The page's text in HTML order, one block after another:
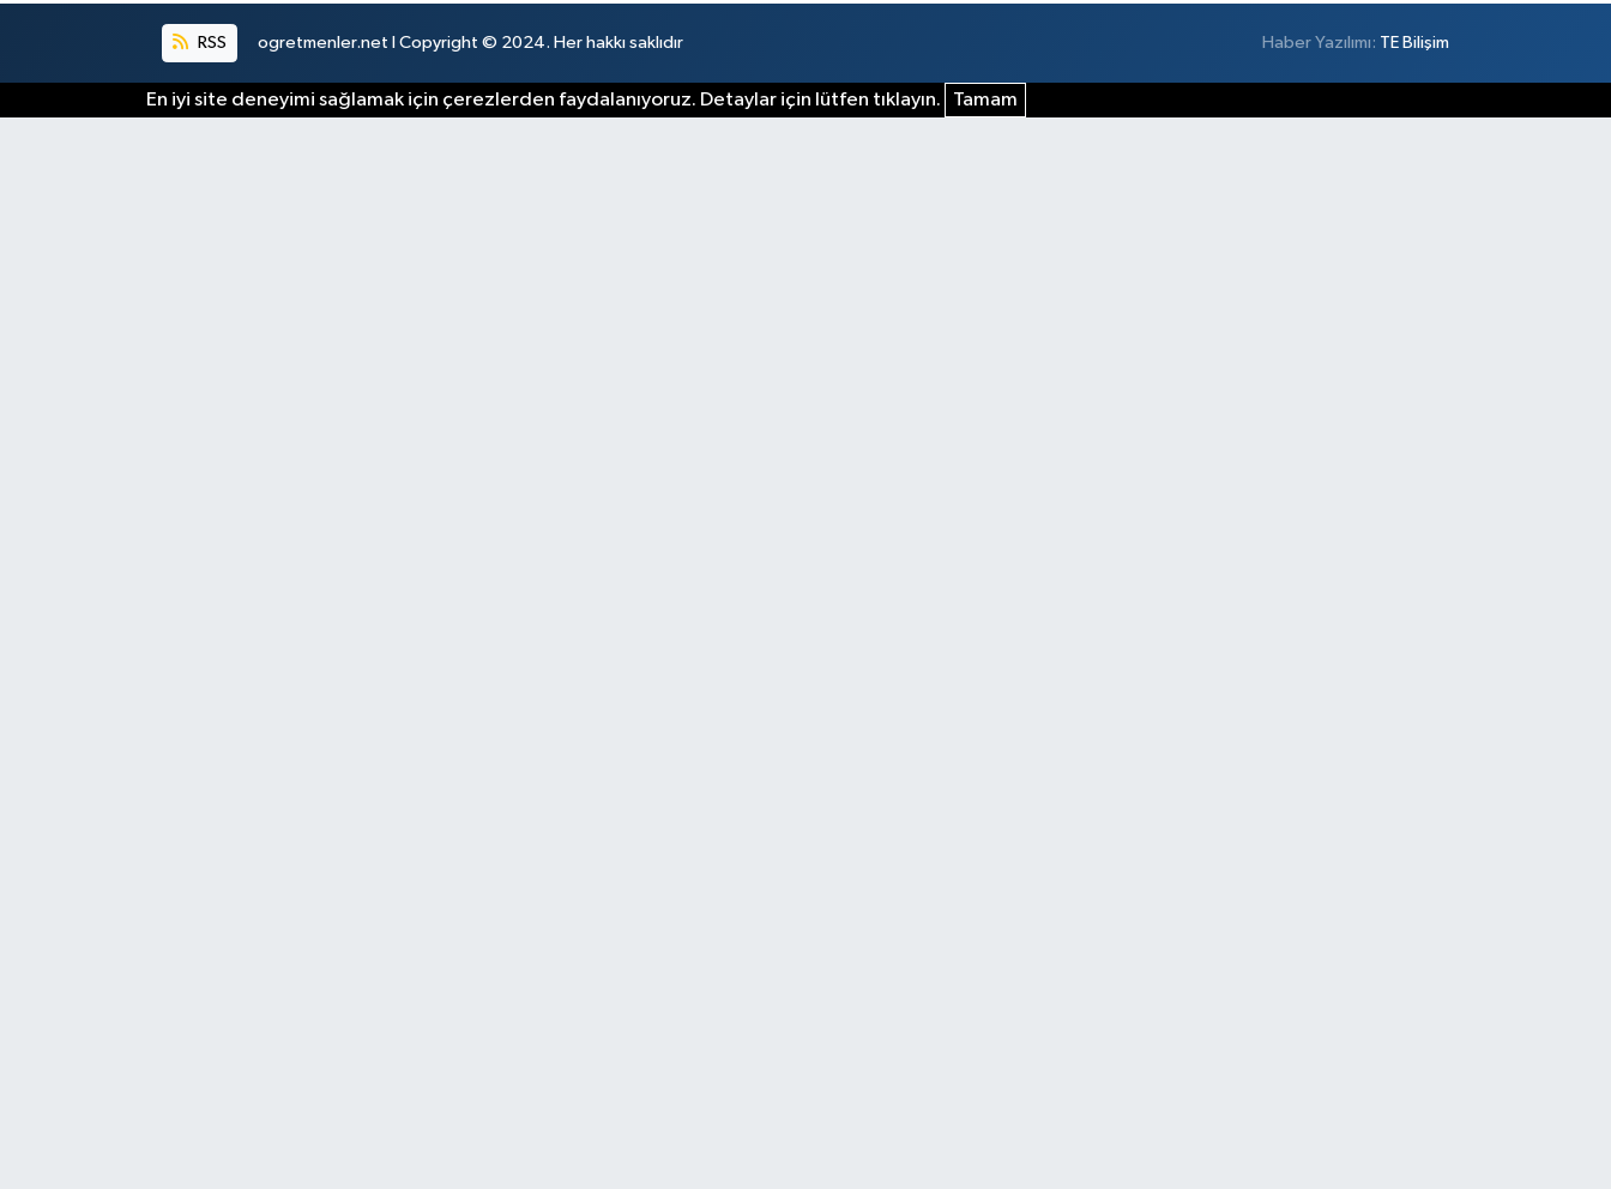
RSS ogretmenler.net I Copyright © 2024. Her hakkı saklıdır Haber Yazılımı: TE Bilişim
En iyi site deneyimi sağlamak için çerezlerden faydalanıyoruz. Detaylar için lütfen tıklayın. Tamam